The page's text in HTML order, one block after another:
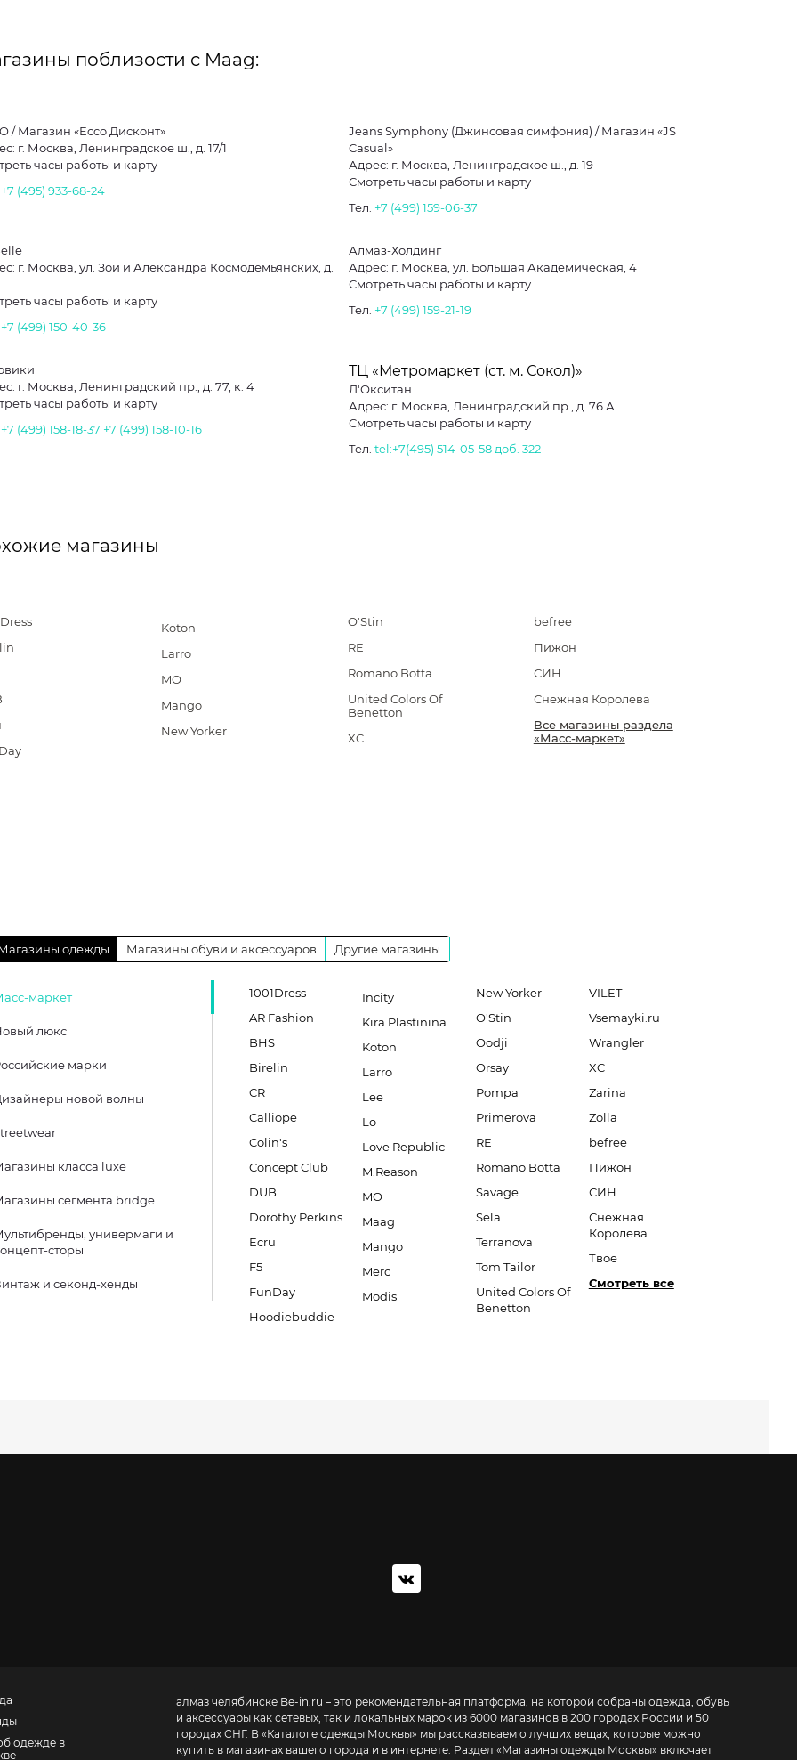
поблизости с Maag:
/ Магазин «Ecco Дисконт»
г. Москва, Ленинградское ш., д. 17/1
часы работы и карту
+7 (495) 933-68-24
Jeans Symphony (Джинсовая симфония) / Магазин «JS
Casual»
Адрес: г. Москва, Ленинградское ш., д. 19
Смотреть часы работы и карту
Тел. +7 (499) 159-06-37
г. Москва, ул. Зои и Александра Космодемьянских, д.
часы работы и карту
+7 (499) 150-40-36
Алмаз-Холдинг
Адрес: г. Москва, ул. Большая Академическая, 4
Смотреть часы работы и карту
Тел. +7 (499) 159-21-19
г. Москва, Ленинградский пр., д. 77, к. 4
часы работы и карту
+7 (499) 158-18-37 +7 (499) 158-10-16
ТЦ «Метромаркет (ст. м. Сокол)»
Л'Окситан
Адрес: г. Москва, Ленинградский пр., д. 76 А
Смотреть часы работы и карту
Тел.tel:+7(495) 514-05-58 доб. 322
магазины
Koton
Larro
MO
Mango
New Yorker
O'Stin
RE
Romano Botta
United Colors Of
Benetton
XC
befree
Пижон
СИН
Снежная Королева
Все магазины раздела
«Масс-маркет»
одежды Магазины обуви и аксессуаров Другие магазины
маркет
люкс
марки
новой волны
класса luxe
сегмента bridge
универмаги и
сторы
и секонд-хенды
1001Dress
AR Fashion
BHS
Birelin
CR
Calliope
Colin's
Concept Club
DUB
Dorothy Perkins
Ecru
F5
FunDay
Hoodiebuddie
Incity
Kira Plastinina
Koton
Larro
Lee
Lo
Love Republic
M.Reason
MO
Maag
Mango
Merc
Modis
New Yorker
O'Stin
Oodji
Orsay
Pompa
Primerova
RE
Romano Botta
Savage
Sela
Terranova
Tom Tailor
United Colors Of
Benetton
VILET
Vsemayki.ru
Wrangler
XC
Zarina
Zolla
befree
Пижон
СИН
Снежная
Королева
Твое
Смотреть все
одежде в
алмаз челябинске Be-in.ru – это рекомендательная платформа, на которой собраны одежда, обувь
и аксессуары как сетевых, так и локальных марок из 6000 магазинов в 200 городах России и 50
городах СНГ. В «Каталоге одежды Москвы» мы рассказываем о лучших вещах, которые можно
купить в магазинах вашего города и в интернете. Раздел «Магазины одежды Москвы» включает